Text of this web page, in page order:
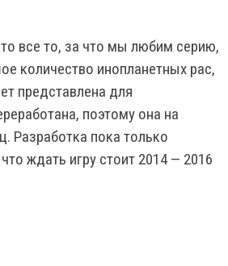
все то, за что мы любим серию,
количество инопланетных рас,
представлена для
поэтому она на
Разработка пока только
ждать игру стоит 2014 — 2016